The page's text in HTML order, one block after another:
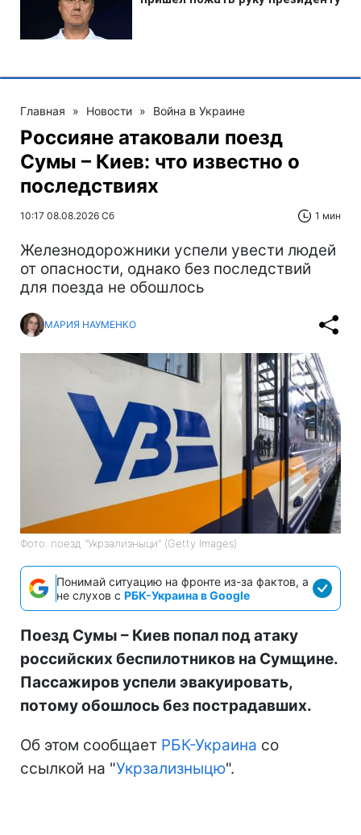
Главная » Новости » Война в Украине
Россияне атаковали поезд
Сумы – Киев: что известно о
последствиях
10:17 08.08.2026 Сб 1 мин
Железнодорожники успели увести людей
от опасности, однако без последствий
для поезда не обошлось
МАРИЯ НАУМЕНКО
Фото: поезд "Укрзализныци" (Getty Images)
Понимай ситуацию на фронте из-за фактов, а
не слухов с РБК-Украина в Google
Поезд Сумы – Киев попал под атаку
российских беспилотников на Сумщине.
Пассажиров успели эвакуировать,
потому обошлось без пострадавших.
Об этом сообщает РБК-Украина со
ссылкой на "Укрзализныцю".